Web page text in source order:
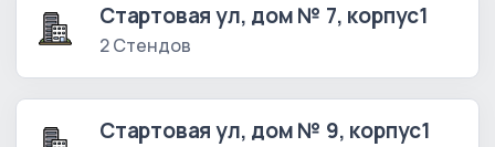
Стартовая ул, дом № 7, корпус1
2 Стендов
Стартовая ул, дом № 9, корпус1